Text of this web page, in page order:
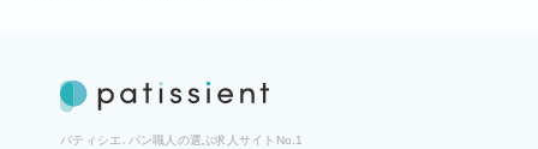
パティシエ、パン職人の選ぶ求人サイトNo.1